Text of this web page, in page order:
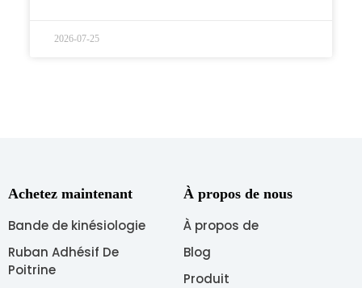
2026-07-25
Achetez maintenant
Bande de kinésiologie
Ruban Adhésif De
Poitrine
À propos de nous
À propos de
Blog
Produit